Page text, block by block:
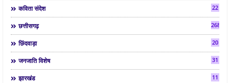
कविता संदेश 22
छत्तीसगढ़ 268
छिंदवाड़ा 20
जनजाति विशेष 31
झारखंड 11